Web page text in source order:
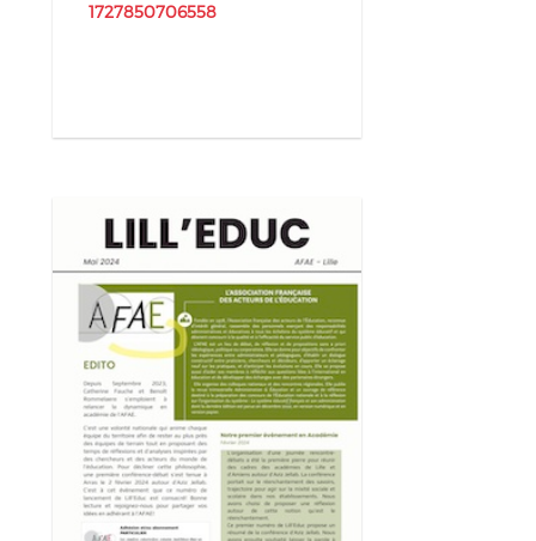
1727850706558